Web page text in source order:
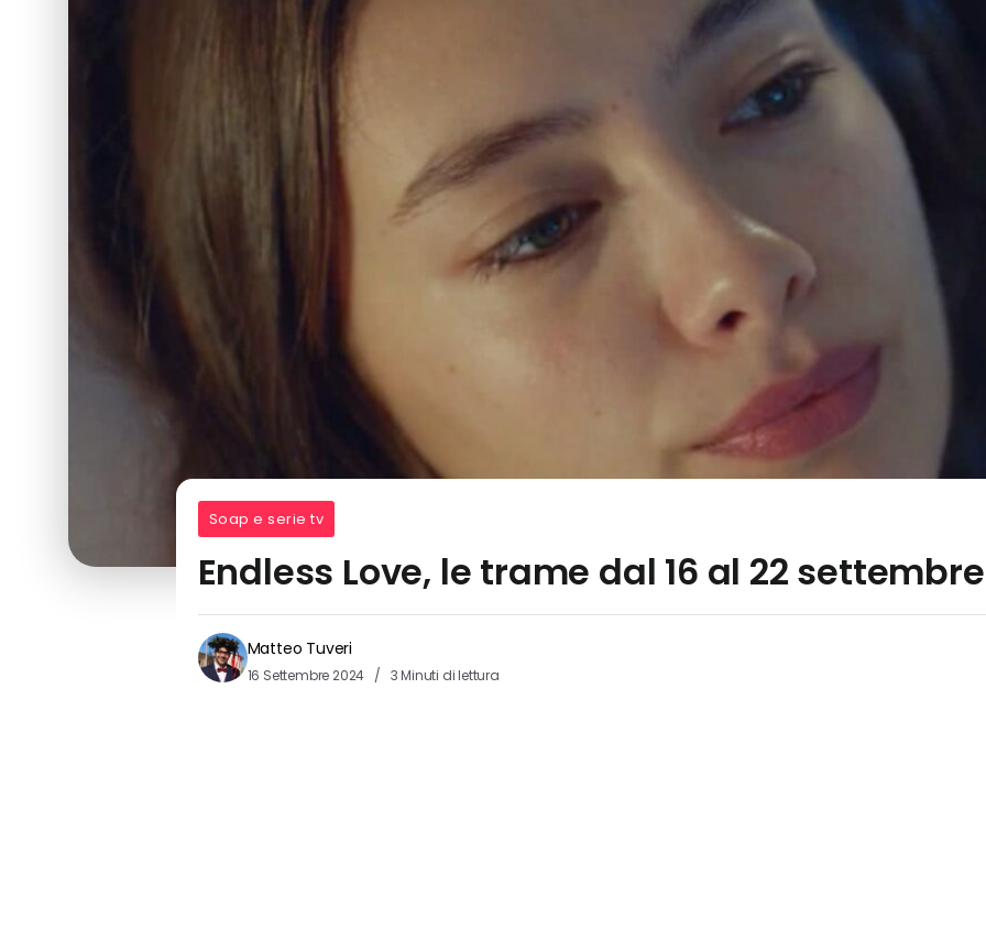
Soap e serie tv
Endless Love, le trame dal 16 al 22 settembre
Matteo Tuveri
16 Settembre 2024 3 Minuti di lettura